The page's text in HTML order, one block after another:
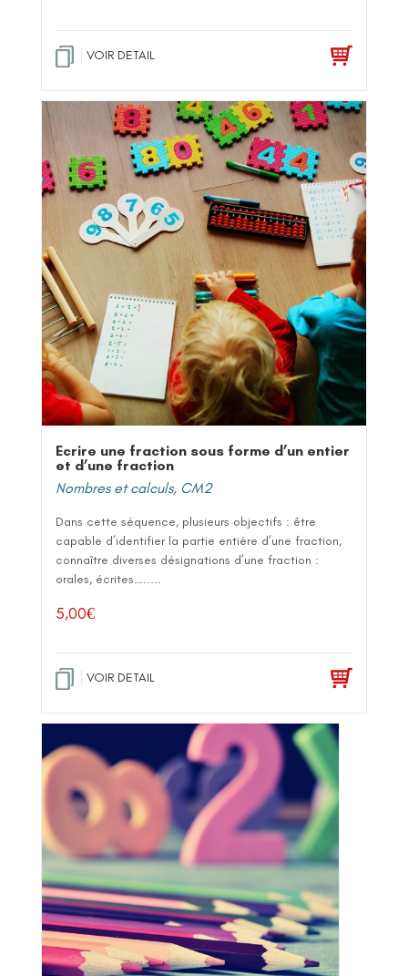
VOIR DETAIL
Ecrire une fraction sous forme d’un entier
et d’une fraction
Nombres et calculs, CM2
Dans cette séquence, plusieurs objectifs : être
capable d’identifier la partie entière d’une fraction,
connaître diverses désignations d’une fraction :
orales, écrites….....
5,00€
VOIR DETAIL